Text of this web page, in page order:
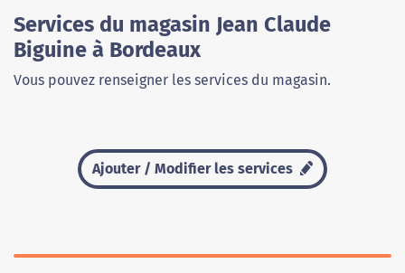
Services du magasin Jean Claude
Biguine à Bordeaux
Vous pouvez renseigner les services du magasin.
Ajouter / Modifier les services